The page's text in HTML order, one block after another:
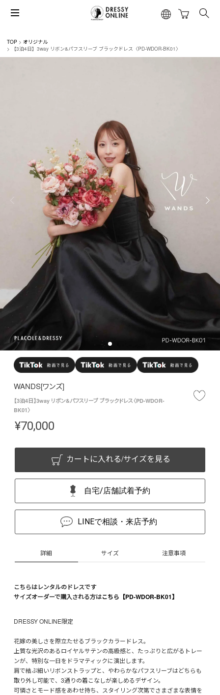
TOP
オリジナル
【3泊4日】3way リボン&パフスリーブ ブラックドレス〈PD-WDOR-BK01〉
WANDS[ワンズ]
【3泊4日】3way リボン&パフスリーブ ブラックドレス〈PD-WDOR-
BK01〉
¥70,000
カートに入れる/サイズを見る
自宅/店舗試着予約
LINEで相談・来店予約
詳細 サイズ 注意事項
こちらはレンタルのドレスです
サイズオーダーで購入される方はこちら【PD-WDOR-BK01】
DRESSY ONLINE限定
花嫁の美しさを際立たせるブラックカラードレス。
上質な光沢のあるロイヤルサテンの高級感と、たっぷりと広がるトレー
ンが、特別な一日をドラマティックに演出します。
肩で結ぶ細いリボンストラップと、やわらかなパフスリーブはどちらも
取り外し可能で、3通りの着こなしが楽しめるデザイン。
可憐さとモード感をあわせ持ち、スタイリング次第でさまざまな表情を